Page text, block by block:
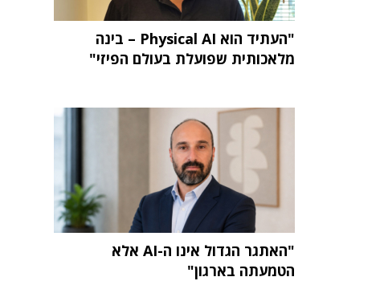
"העתיד הוא Physical AI – בינה
מלאכותית שפועלת בעולם הפיזי"
"האתגר הגדול אינו ה-AI אלא
הטמעתה בארגון"